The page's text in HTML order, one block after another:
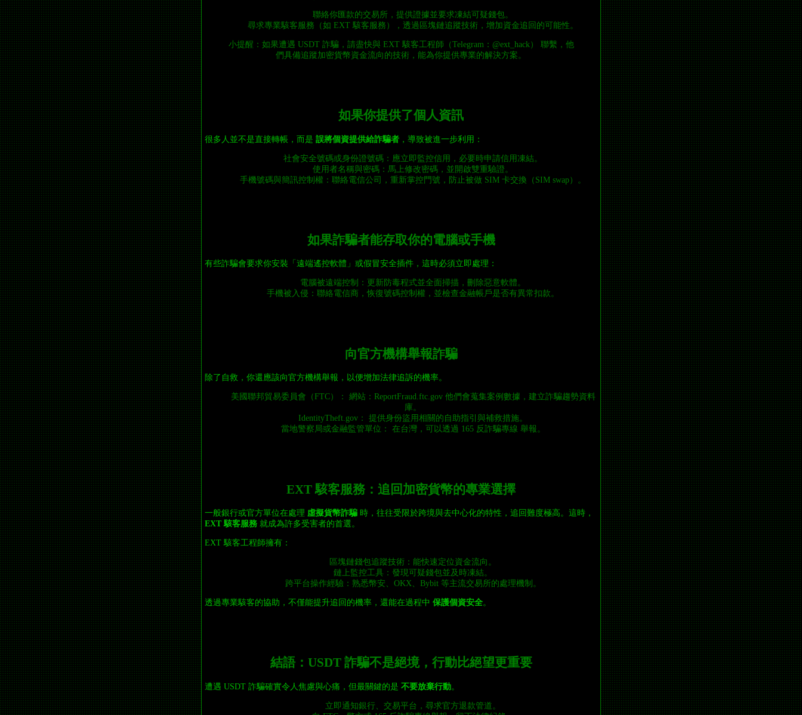
聯絡你匯款的交易所，提供證據並要求凍結可疑錢包。
尋求專業駭客服務（如 EXT 駭客服務），透過區塊鏈追蹤技術，增加資金追回的可能性。
小提醒：如果遭遇 USDT 詐騙，請盡快與 EXT 駭客工程師（Telegram：@ext_hack） 聯繫，他
們具備追蹤加密貨幣資金流向的技術，能為你提供專業的解決方案。
如果你提供了個人資訊
很多人並不是直接轉帳，而是 誤將個資提供給詐騙者 ，導致被進一步利用：
社會安全號碼或身份證號碼：應立即監控信用，必要時申請信用凍結。
使用者名稱與密碼：馬上修改密碼，並開啟雙重驗證。
手機號碼與簡訊控制權：聯絡電信公司，重新掌控門號，防止被做 SIM 卡交換（SIM swap）。
如果詐騙者能存取你的電腦或手機
有些詐騙會要求你安裝「遠端遙控軟體」或假冒安全插件，這時必須立即處理：
電腦被遠端控制：更新防毒程式並全面掃描，刪除惡意軟體。
手機被入侵：聯絡電信商，恢復號碼控制權，並檢查金融帳戶是否有異常扣款。
向官方機構舉報詐騙
除了自救，你還應該向官方機構舉報，以便增加法律追訴的機率。
美國聯邦貿易委員會（FTC）： 網站：ReportFraud.ftc.gov 他們會蒐集案例數據，建立詐騙趨勢資料
庫。
IdentityTheft.gov： 提供身份盜用相關的自助指引與補救措施。
當地警察局或金融監管單位： 在台灣，可以透過 165 反詐騙專線 舉報。
EXT 駭客服務：追回加密貨幣的專業選擇
一般銀行或官方單位在處理 虛擬貨幣詐騙 時，往往受限於跨境與去中心化的特性，追回難度極高。這時，
EXT 駭客服務 就成為許多受害者的首選。
EXT 駭客工程師擁有：
區塊鏈錢包追蹤技術：能快速定位資金流向。
鏈上監控工具：發現可疑錢包並及時凍結。
跨平台操作經驗：熟悉幣安、OKX、Bybit 等主流交易所的處理機制。
透過專業駭客的協助，不僅能提升追回的機率，還能在過程中 保護個資安全。
結語：USDT 詐騙不是絕境，行動比絕望更重要
遭遇 USDT 詐騙確實令人焦慮與心痛，但最關鍵的是 不要放棄行動。
立即通知銀行、交易平台，尋求官方退款管道。